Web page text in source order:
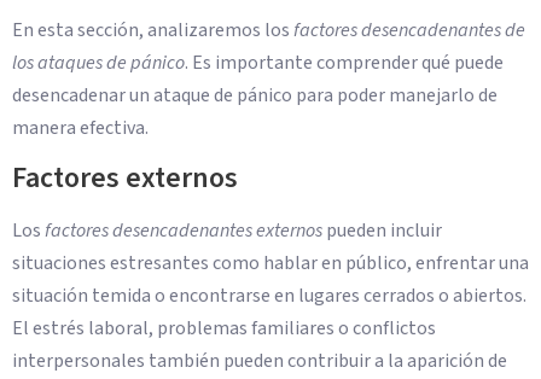
En esta sección, analizaremos losfactores desencadenantes de
los ataques de pánico. Es importante comprender qué puede
desencadenar un ataque de pánico para poder manejarlo de
manera efectiva.
Factores externos
Losfactores desencadenantes externospueden incluir
situaciones estresantes como hablar en público, enfrentar una
situación temida o encontrarse en lugares cerrados o abiertos.
El estrés laboral, problemas familiares o conflictos
interpersonales también pueden contribuir a la aparición de